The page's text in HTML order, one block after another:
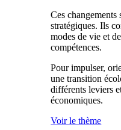
Ces
stratégiques. Ils
modes de vie et
compétences.
Pour impulser,
une transition
différents leviers
économiques.
Voir le thème